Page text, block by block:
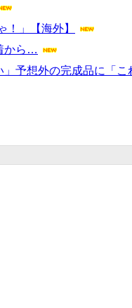
」【海外】
から…
予想外の完成品に「こ